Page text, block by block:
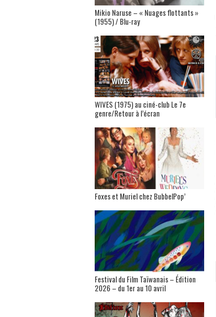
Mikio Naruse – « Nuages flottants »
(1955) / Blu-ray
WIVES (1975) au ciné-club Le 7e
genre/Retour à l’écran
Foxes et Muriel chez BubbelPop’
Festival du Film Taïwanais – Édition
2026 – du 1er au 10 avril